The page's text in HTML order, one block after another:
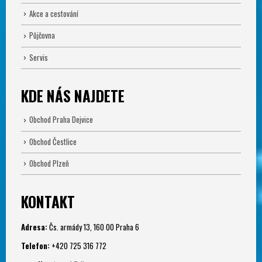
Akce a cestování
Půjčovna
Servis
KDE NÁS NAJDETE
Obchod Praha Dejvice
Obchod Čestlice
Obchod Plzeň
KONTAKT
Adresa: Čs. armády 13, 160 00 Praha 6
Telefon: +420 725 316 772